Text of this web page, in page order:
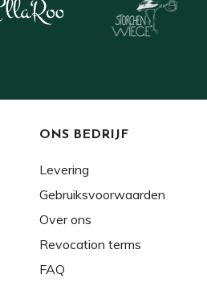
ONS BEDRIJF
Levering
Gebruiksvoorwaarden
Over ons
Revocation terms
FAQ